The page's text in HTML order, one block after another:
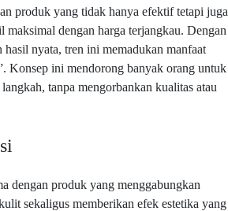
produk yang tidak hanya efektif tetapi juga
dengan harga terjangkau. Dengan
nyata, tren ini memadukan manfaat
Konsep ini mendorong banyak orang untuk
tanpa mengorbankan kualitas atau
dengan produk yang menggabungkan
sekaligus memberikan efek estetika yang